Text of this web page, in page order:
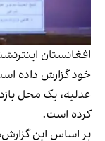
افغانستان
خود گزارش داده
عدلیه، یک محل
کرده است.
بر اساس این